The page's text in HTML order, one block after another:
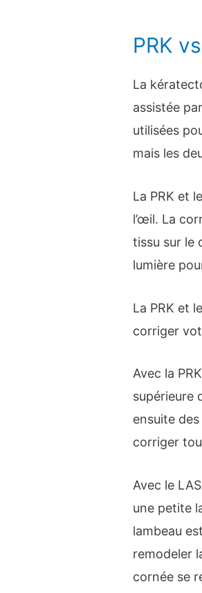
PRK
La
assistée
utilisées
mais les
La PRK et
l’œil. La
tissu sur le
lumière
La PRK et
corriger
Avec la
supérieure
ensuite
corriger
Avec le
une petite
lambeau
remodeler
cornée se